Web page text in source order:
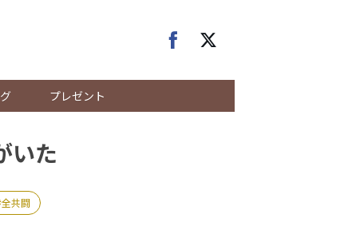
プレゼント
いた
全共闘